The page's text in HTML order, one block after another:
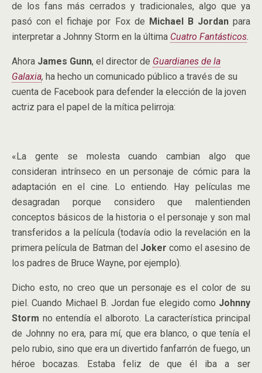
de los fans más cerrados y tradicionales, algo que ya
pasó con el fichaje por Fox de Michael B Jordanpara
interpretar a Johnny Storm en la última Cuatro Fantásticos.
Ahora James Gunn, el director de Guardianes de la
Galaxia, ha hecho un comunicado público a través de su
cuenta de Facebook para defender la elección de la joven
actriz para el papel de la mítica pelirroja:
«La gente se molesta cuando cambian algo que
consideran intrínseco en un personaje de cómic para la
adaptación en el cine. Lo entiendo. Hay películas me
desagradan porque considero que malentienden
conceptos básicos de la historia o el personaje y son mal
transferidos a la película (todavía odio la revelación en la
primera película de Batman del Joker como el asesino de
los padres de Bruce Wayne, por ejemplo).
Dicho esto, no creo que un personaje es el color de su
piel. Cuando Michael B. Jordan fue elegido como Johnny
Storm no entendía el alboroto. La característica principal
de Johnny no era, para mí, que era blanco, o que tenía el
pelo rubio, sino que era un divertido fanfarrón de fuego, un
héroe bocazas. Estaba feliz de que él iba a ser